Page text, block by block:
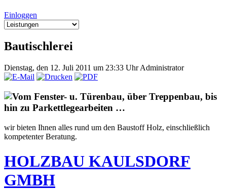
Einloggen
Bautischlerei
Dienstag, den 12. Juli 2011 um 23:33 UhrAdministrator
Vom Fenster- u. Türenbau, über Treppenbau, bis
hin zu Parkettlegearbeiten …
wir bieten Ihnen alles rund um den Baustoff Holz, einschließlich
kompetenter Beratung.
HOLZBAU KAULSDORF
GMBH